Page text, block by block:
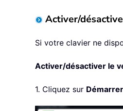
Activer/
Si votre clavier ne
Activer/désactiver le
1. Cliquez sur Démarrer